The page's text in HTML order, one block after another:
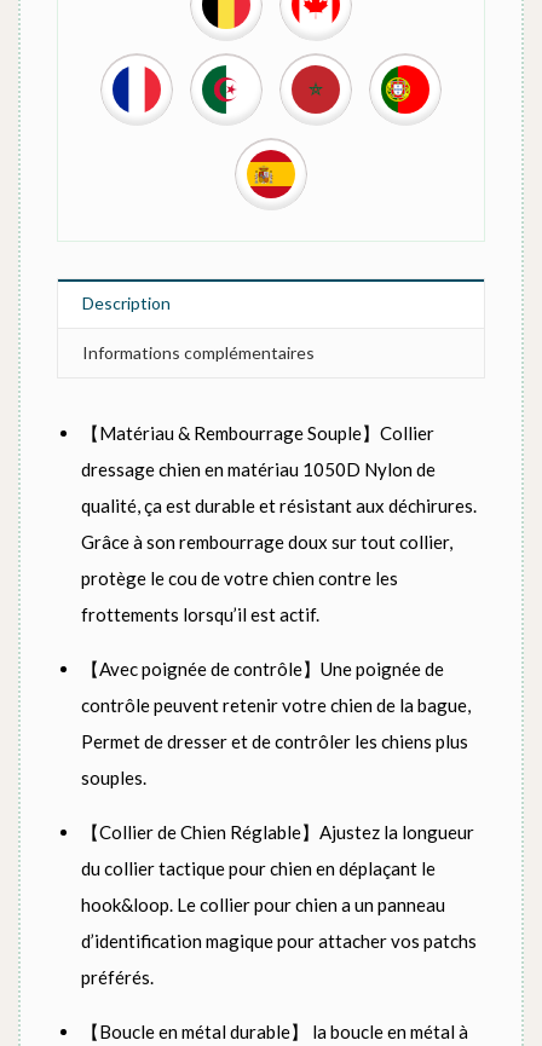
Description
Informations complémentaires
【Matériau & Rembourrage Souple】Collier
dressage chien en matériau 1050D Nylon de
qualité, ça est durable et résistant aux déchirures.
Grâce à son rembourrage doux sur tout collier,
protège le cou de votre chien contre les
frottements lorsqu’il est actif.
【Avec poignée de contrôle】Une poignée de
contrôle peuvent retenir votre chien de la bague,
Permet de dresser et de contrôler les chiens plus
souples.
【Collier de Chien Réglable】Ajustez la longueur
du collier tactique pour chien en déplaçant le
hook&loop. Le collier pour chien a un panneau
d’identification magique pour attacher vos patchs
préférés.
【Boucle en métal durable】 la boucle en métal à